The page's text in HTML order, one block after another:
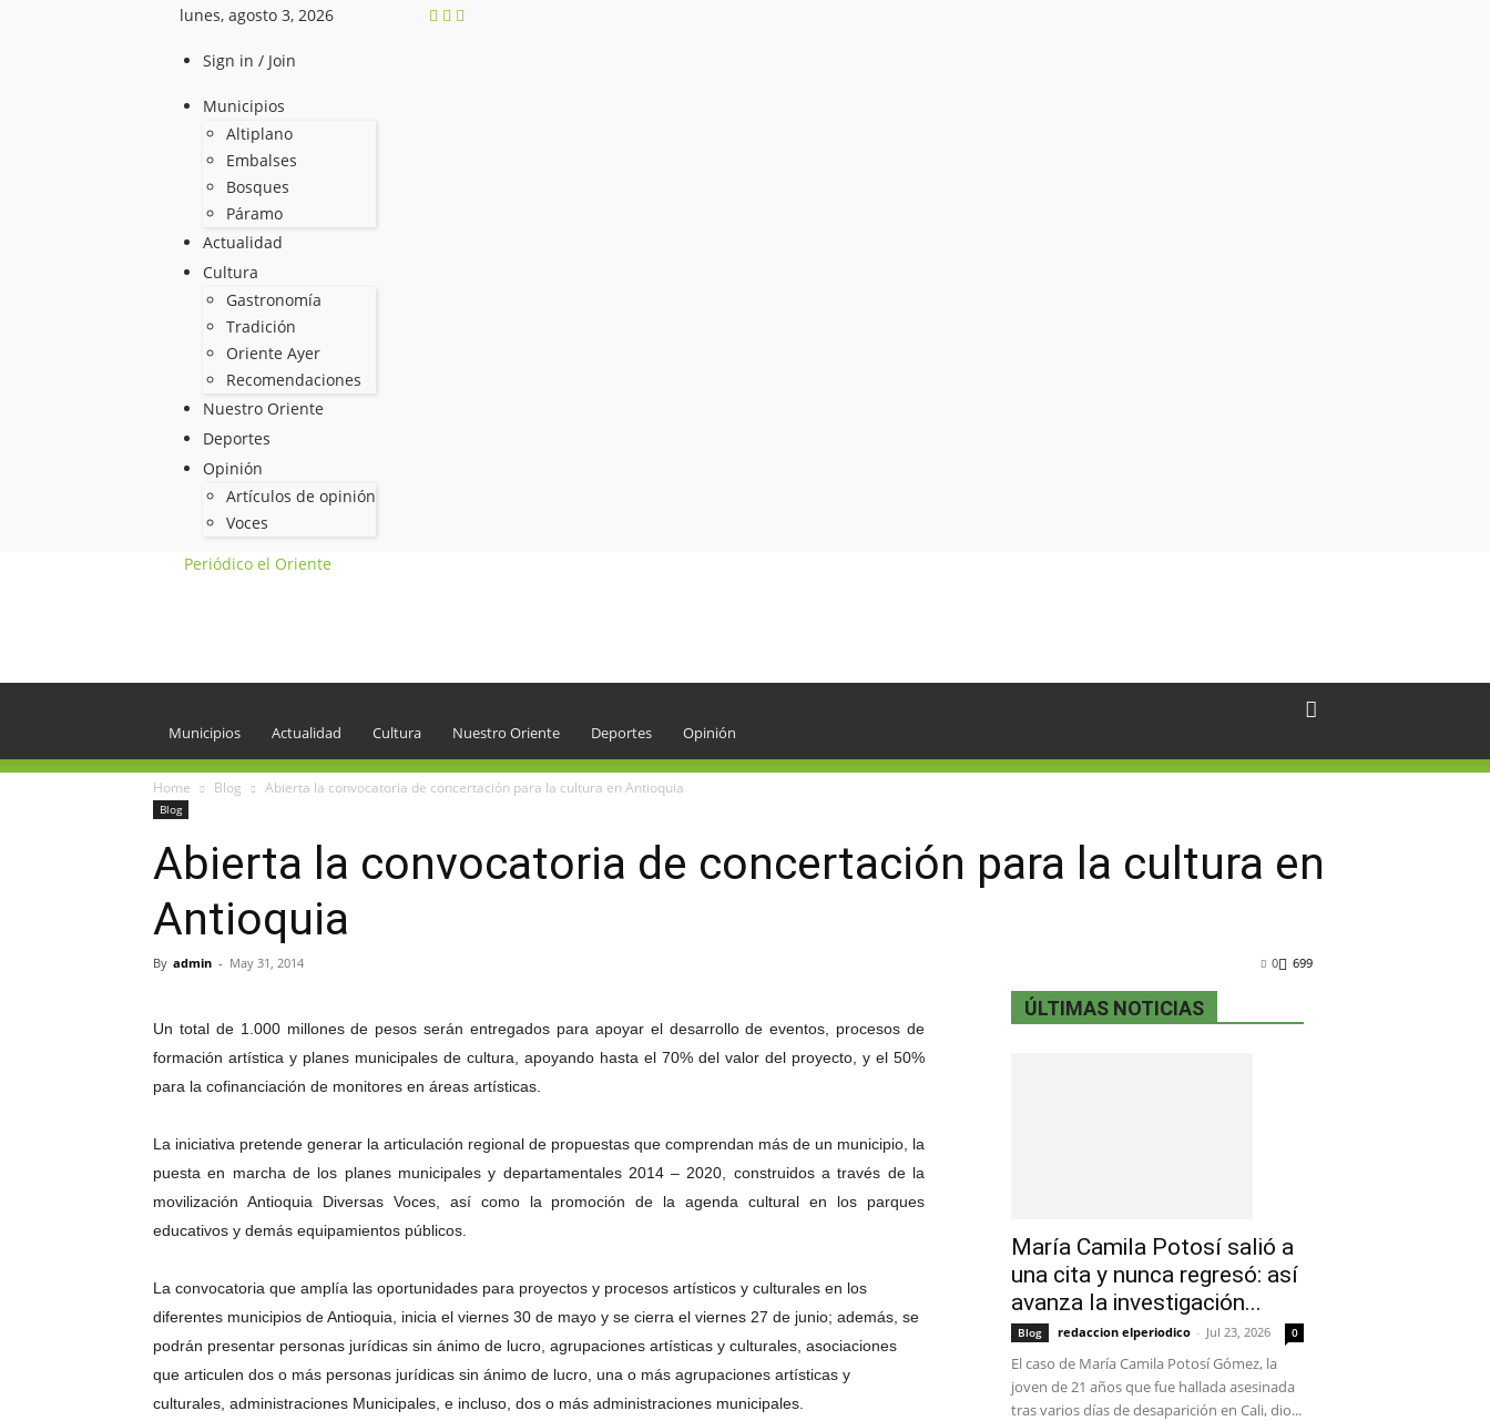
lunes, agosto 3, 2026
Sign in / Join
Municipios
Altiplano
Embalses
Bosques
Páramo
Actualidad
Cultura
Gastronomía
Tradición
Oriente Ayer
Recomendaciones
Nuestro Oriente
Deportes
Opinión
Artículos de opinión
Voces
Periódico el Oriente
Municipios Actualidad Cultura Nuestro Oriente Deportes Opinión
Home Blog Abierta la convocatoria de concertación para la cultura en Antioquia
Blog
Abierta la convocatoria de concertación para la cultura en
Antioquia
By admin - May 31, 2014 699
0
Un total de 1.000 millones de pesos serán entregados para apoyar el desarrollo de eventos, procesos de
formación artística y planes municipales de cultura, apoyando hasta el 70% del valor del proyecto, y el 50%
para la cofinanciación de monitores en áreas artísticas.
La iniciativa pretende generar la articulación regional de propuestas que comprendan más de un municipio, la
puesta en marcha de los planes municipales y departamentales 2014 – 2020, construidos a través de la
movilización Antioquia Diversas Voces, así como la promoción de la agenda cultural en los parques
educativos y demás equipamientos públicos.
La convocatoria que amplía las oportunidades para proyectos y procesos artísticos y culturales en los
diferentes municipios de Antioquia, inicia el viernes 30 de mayo y se cierra el viernes 27 de junio; además, se
podrán presentar personas jurídicas sin ánimo de lucro, agrupaciones artísticas y culturales, asociaciones
que articulen dos o más personas jurídicas sin ánimo de lucro, una o más agrupaciones artísticas y
culturales, administraciones Municipales, e incluso, dos o más administraciones municipales.
ÚLTIMAS NOTICIAS
María Camila Potosí salió a
una cita y nunca regresó: así
avanza la investigación...
Blog redaccion elperiodico - Jul 23, 2026 0
El caso de María Camila Potosí Gómez, la
joven de 21 años que fue hallada asesinada
tras varios días de desaparición en Cali, dio...